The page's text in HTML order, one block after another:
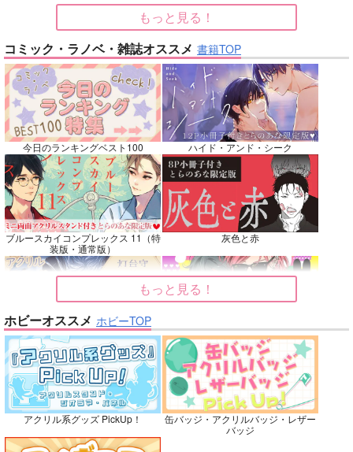
No.7
That Day
十針
専売 1,257円（税込）
その他
キョウヤ×カラスバ
サンプル
再販希望
No.8
災い転じて福となれ！
ゆるり
専売 787
鬼滅の刃
不死川実弥×不死川玄弥
カート
No.9
MAGICAL JOURNEY
S
３９．
専売 858 円（税込）
Dr.STONE
カート
No.10
もっと見る！
コミック・ラノベ・雑誌オススメ 書籍TOP
今日のランキングベスト100 ハイド・アンド・シーク
ブルースカイコンプレックス 11（特
装版・通常版）
灰色と赤
灯台守とかもめの子 3 ヤリチン☆ビッチ部 7
変態ストーカーに狙われてます 5
もっと見る！
ホビーオススメ ホビーTOP
アクリル系グッズ PickUp！
缶バッジ・アクリルバッジ・レザー
バッジ